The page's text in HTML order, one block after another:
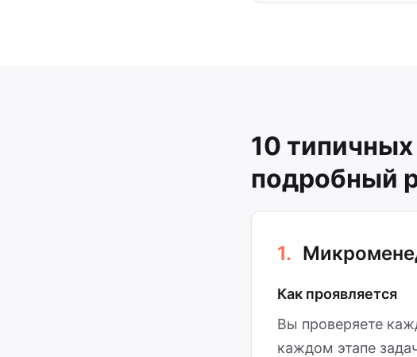
10
подробный
1.
Как проявляется
Вы проверяете
каждом этапе